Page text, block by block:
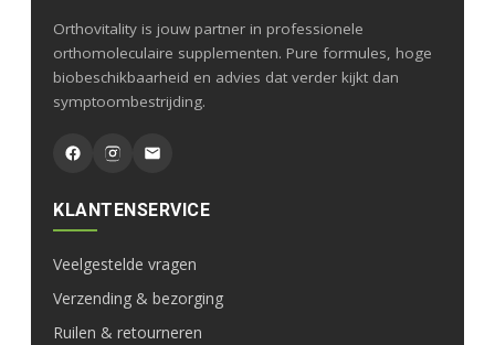
Orthovitality is jouw partner in professionele
orthomoleculaire supplementen. Pure formules, hoge
biobeschikbaarheid en advies dat verder kijkt dan
symptoombestrijding.
KLANTENSERVICE
Veelgestelde vragen
Verzending & bezorging
Ruilen & retourneren